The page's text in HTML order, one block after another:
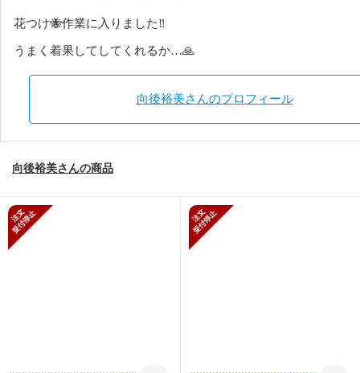
花つけ🐝作業に入りました‼︎
うまく着果してしてくれるか…🙏
向後裕美さんのプロフィール
向後裕美さんの商品